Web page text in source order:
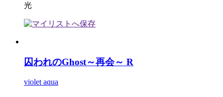
光
囚われのGhost～再会～ R
violet aqua